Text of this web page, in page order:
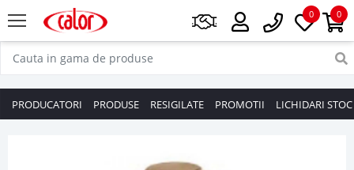
0
0
PRODUCATORI PRODUSE RESIGILATE PROMOTII LICHIDARI STOC